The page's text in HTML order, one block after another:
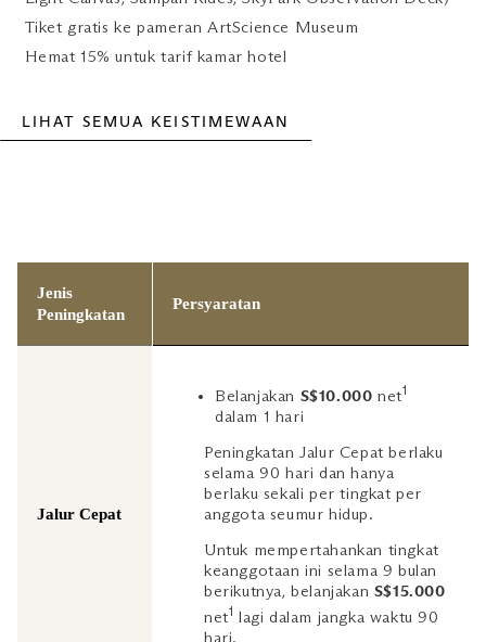
Tiket gratis ke pameran ArtScience Museum
Hemat 15% untuk tarif kamar hotel
LIHAT SEMUA KEISTIMEWAAN
Jenis
Peningkatan
Persyaratan
Jalur Cepat
Belanjakan S$10.000 net1
dalam 1 hari
Peningkatan Jalur Cepat berlaku
selama 90 hari dan hanya
berlaku sekali per tingkat per
anggota seumur hidup.
Untuk mempertahankan tingkat
keanggotaan ini selama 9 bulan
berikutnya, belanjakan S$15.000
net1 lagi dalam jangka waktu 90
hari.